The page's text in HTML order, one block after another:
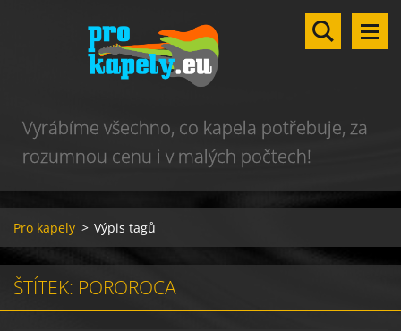
Vyrábíme všechno, co kapela potřebuje, za
rozumnou cenu i v malých počtech!
Pro kapely > Výpis tagů
ŠTÍTEK: POROROCA